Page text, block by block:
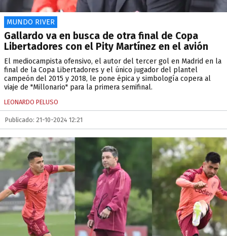
MUNDO RIVER
Gallardo va en busca de otra final de Copa
Libertadores con el Pity Martínez en el avión
El mediocampista ofensivo, el autor del tercer gol en Madrid en la
final de la Copa Libertadores y el único jugador del plantel
campeón del 2015 y 2018, le pone épica y simbología copera al
viaje de "Millonario" para la primera semifinal.
LEONARDO PELUSO
Publicado: 21-10-2024 12:21